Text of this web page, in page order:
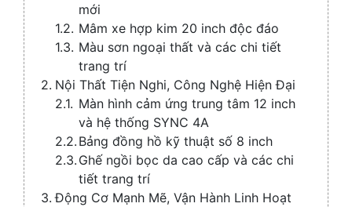
mới
Mâm xe hợp kim 20 inch độc đáo
Màu sơn ngoại thất và các chi tiết
trang trí
Nội Thất Tiện Nghi, Công Nghệ Hiện Đại
Màn hình cảm ứng trung tâm 12 inch
và hệ thống SYNC 4A
Bảng đồng hồ kỹ thuật số 8 inch
Ghế ngồi bọc da cao cấp và các chi
tiết trang trí
Động Cơ Mạnh Mẽ, Vận Hành Linh Hoạt